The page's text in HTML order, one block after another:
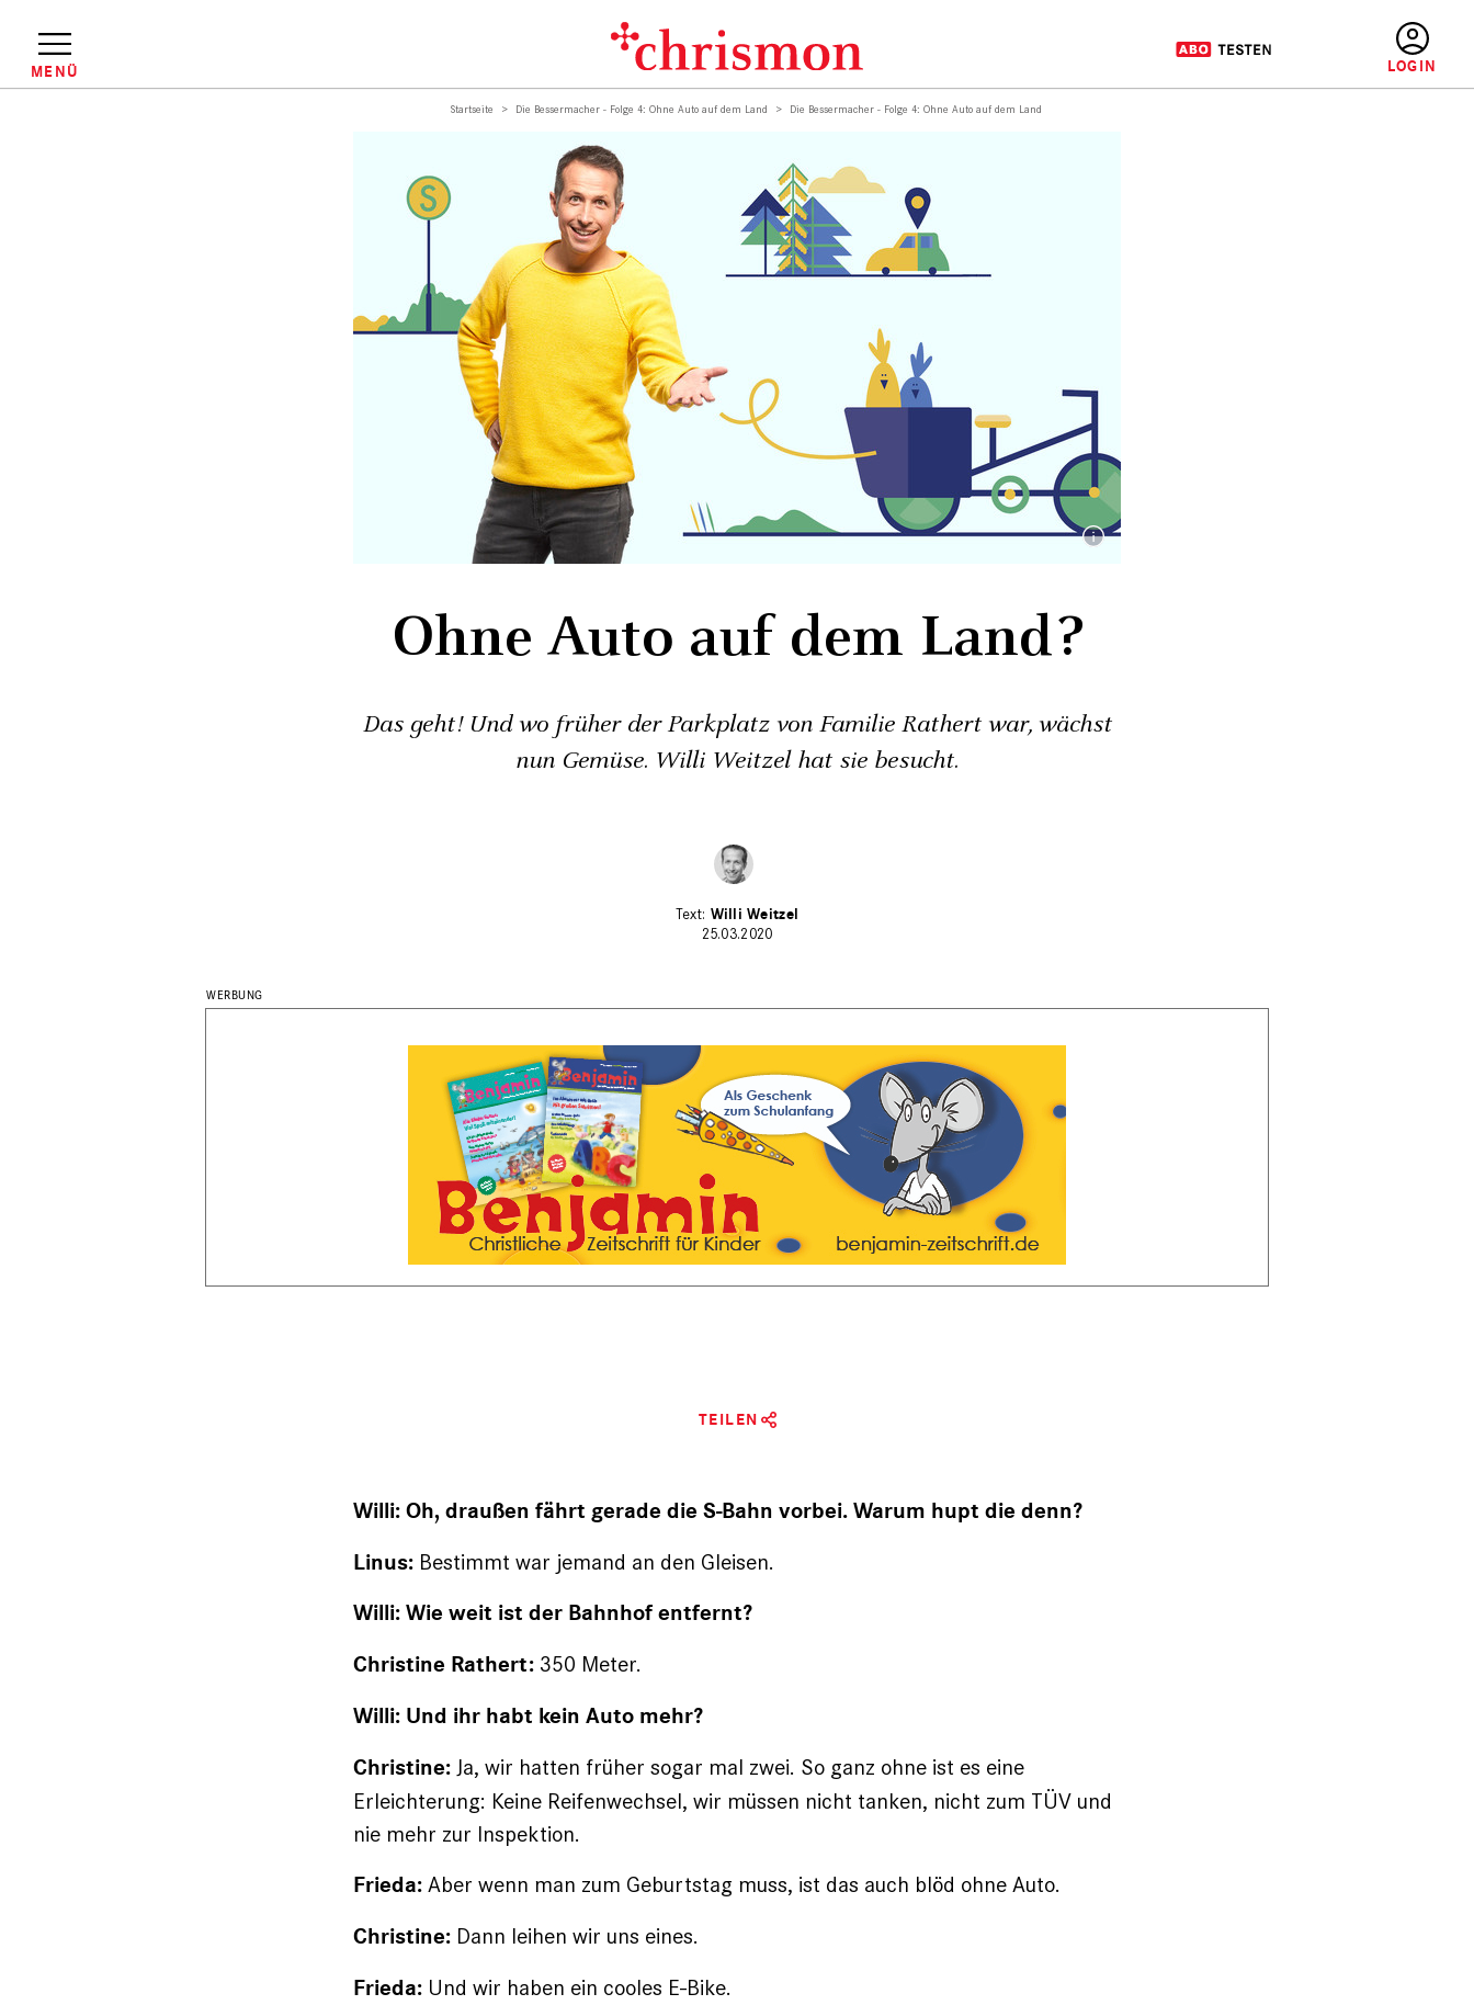
Inhalt
MENÜ
Startseite Die Bessermacher - Folge 4: Ohne Auto auf dem Land Die Bessermacher - Folge 4: Ohne Auto auf dem Land
Ohne Auto auf dem Land?
Das geht! Und wo früher der Parkplatz von Familie Rathert war, wächst
nun Gemüse. Willi Weitzel hat sie besucht.
Willi Weitzel
25.03.2020
TEILEN
Willi: Oh, draußen fährt gerade die S-Bahn vorbei. Warum hupt die denn?
Linus: Bestimmt war jemand an den Gleisen.
Willi: Wie weit ist der Bahnhof entfernt?
Christine Rathert: 350 Meter.
Willi: Und ihr habt kein Auto mehr?
Christine: Ja, wir hatten früher sogar mal zwei. So ganz ohne ist es eine
Erleichterung: Keine Reifenwechsel, wir müssen nicht tanken, nicht zum TÜV und
nie mehr zur Inspektion.
Frieda:Aber wenn man zum Geburtstag muss, ist das auch blöd ohne Auto.
Christine: Dann leihen wir uns eines.
Frieda: Und wir haben ein cooles E-Bike.